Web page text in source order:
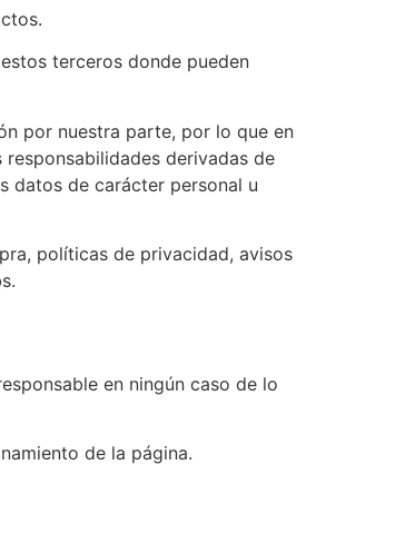
terceros donde pueden
por nuestra parte, por lo que en
derivadas de
datos de carácter personal u
políticas de privacidad, avisos
en ningún caso de lo
de la página.